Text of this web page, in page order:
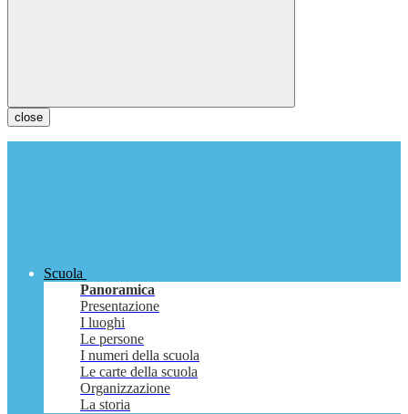
close
Scuola
Panoramica
Presentazione
I luoghi
Le persone
I numeri della scuola
Le carte della scuola
Organizzazione
La storia